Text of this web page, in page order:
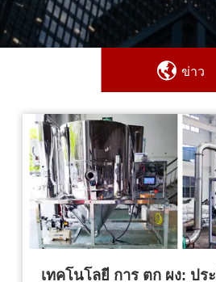
ข่าว
เทคโนโลยี การ ตก ผง: ปร